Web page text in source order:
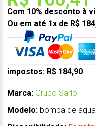
Com 10% desconto à
Ou em até 1x de R$
impostos: R$ 184,90
Marca: Grupo Sarlo
Modelo: bomba de água